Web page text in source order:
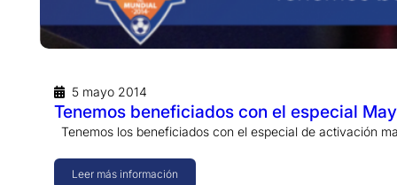
5 mayo 2014
Tenemos beneficiados con el especial
Tenemos los beneficiados con el especial de activación
Leer más información